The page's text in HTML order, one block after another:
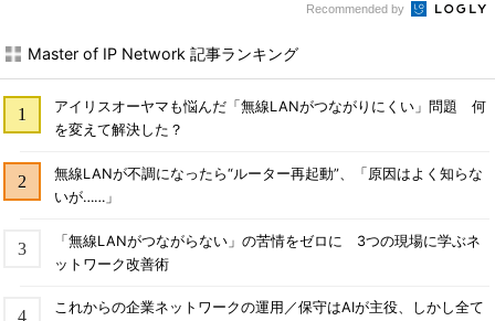
Recommended by
Master of IP Network 記事ランキング
アイリスオーヤマも悩んだ「無線LANがつながりにくい」問題 何
を変えて解決した？
無線LANが不調になったら“ルーター再起動”、「原因はよく知らな
いが……」
「無線LANがつながらない」の苦情をゼロに 3つの現場に学ぶネ
ットワーク改善術
これからの企業ネットワークの運用／保守はAIが主役、しかし全て